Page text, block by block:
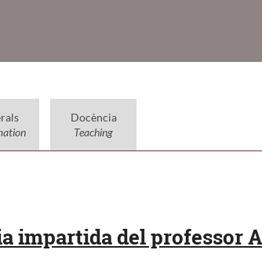
Docència
Teaching
impartida del professor